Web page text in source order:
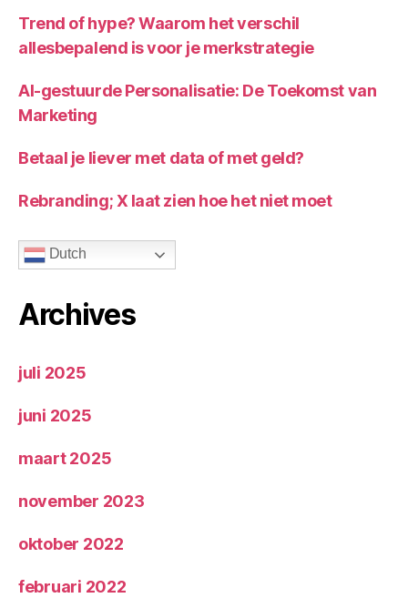
Trend of hype? Waarom het verschil
allesbepalend is voor je merkstrategie
AI-gestuurde Personalisatie: De Toekomst van
Marketing
Betaal je liever met data of met geld?
Rebranding; X laat zien hoe het niet moet
Dutch
Archives
juli 2025
juni 2025
maart 2025
november 2023
oktober 2022
februari 2022